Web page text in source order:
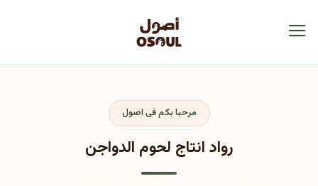
مرحبا بكم فى اصول
رواد انتاج لحوم الدواجن